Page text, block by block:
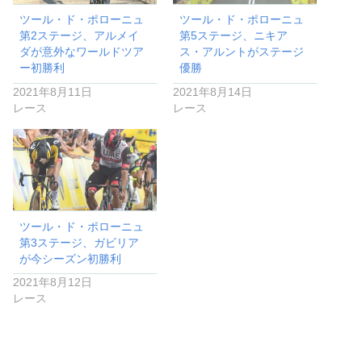
ツール・ド・ポローニュ
第2ステージ、アルメイ
ダが意外なワールドツア
ー初勝利
2021年8月11日
レース
ツール・ド・ポローニュ
第5ステージ、ニキア
ス・アルントがステージ
優勝
2021年8月14日
レース
ツール・ド・ポローニュ
第3ステージ、ガビリア
が今シーズン初勝利
2021年8月12日
レース